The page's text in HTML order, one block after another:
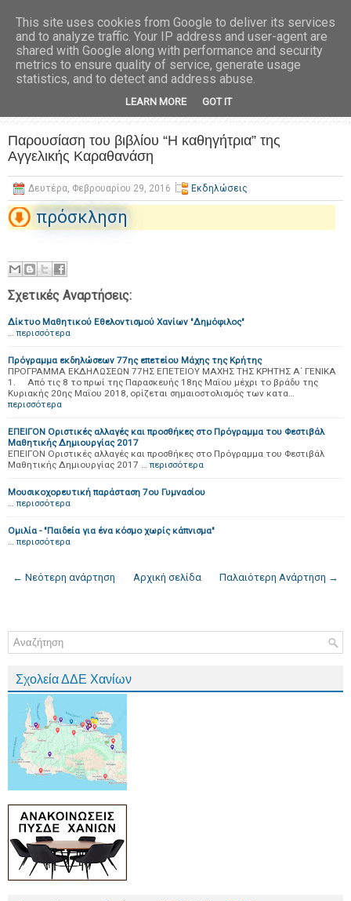
Παρουσίαση του βιβλίου “Η καθηγήτρια” της
Αγγελικής Καραθανάση
Δευτέρα, Φεβρουαρίου 29, 2016 Εκδηλώσεις
πρόσκληση
Σχετικές Αναρτήσεις:
Δίκτυο Μαθητικού Εθελοντισμού Χανίων "Δημόφιλος"
… περισσότερα
Πρόγραμμα εκδηλώσεων 77ης επετείου Μάχης της Κρήτης
ΠΡΟΓΡΑΜΜΑ ΕΚΔΗΛΩΣΕΩΝ 77ΗΣ ΕΠΕΤΕΙΟΥ ΜΑΧΗΣ ΤΗΣ ΚΡΗΤΗΣ Α΄ ΓΕΝΙΚΑ
1. Από τις 8 το πρωί της Παρασκευής 18ης Μαΐου μέχρι το βράδυ της
Κυριακής 20ης Μαΐου 2018, ορίζεται σημαιοστολισμός των κατα…
περισσότερα
ΕΠΕΙΓΟΝ Οριστικές αλλαγές και προσθήκες στο Πρόγραμμα του Φεστιβάλ
Μαθητικής Δημιουργίας 2017
ΕΠΕΙΓΟΝ Οριστικές αλλαγές και προσθήκες στο Πρόγραμμα του Φεστιβάλ
Μαθητικής Δημιουργίας 2017 … περισσότερα
Μουσικοχορευτική παράσταση 7ου Γυμνασίου
… περισσότερα
Ομιλία - "Παιδεία για ένα κόσμο χωρίς κάπνισμα"
… περισσότερα
← Νεότερη ανάρτηση Παλαιότερη Ανάρτηση →
Αρχική σελίδα
Σχολεία ΔΔΕ Χανίων
This site uses cookies from Google to deliver its services
and to analyze traffic. Your IP address and user-agent are
shared with Google along with performance and security
metrics to ensure quality of service, generate usage
statistics, and to detect and address abuse.
LEARN MORE GOT IT